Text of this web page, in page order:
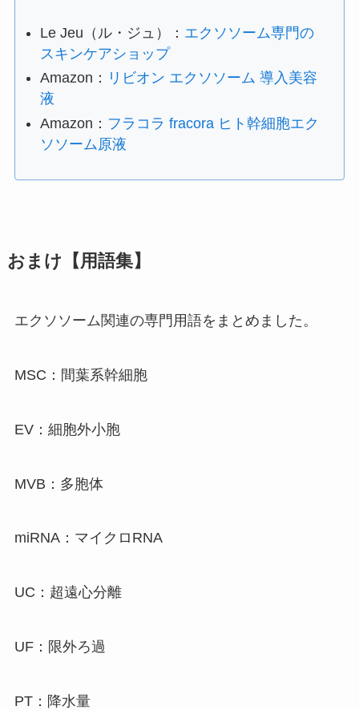
Le Jeu（ル・ジュ）： エクソソーム専門の
スキンケアショップ
Amazon： リビオン エクソソーム 導入美容
液
Amazon： フラコラ fracora ヒト幹細胞エク
ソソーム原液
おまけ【用語集】
エクソソーム関連の専門用語をまとめました。
MSC：間葉系幹細胞
EV：細胞外小胞
MVB：多胞体
miRNA：マイクロRNA
UC：超遠心分離
UF：限外ろ過
PT：降水量